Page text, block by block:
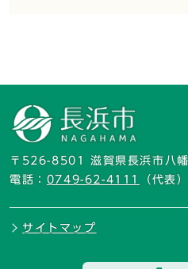
〒526-8501 滋賀県長浜市八
電話： 0749-62-4111 （代表）
サイトマップ